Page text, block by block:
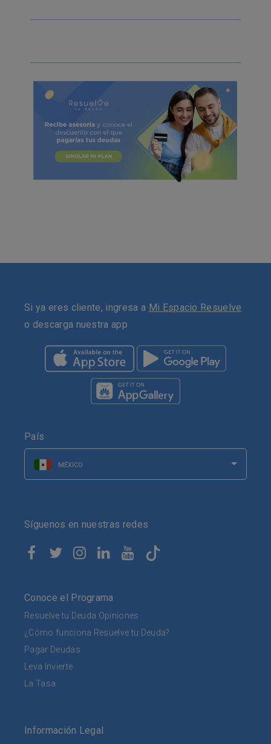
Si ya eres cliente, ingresa a Mi Espacio Resuelve
o descarga nuestra app
País
MÉXICO
Síguenos en nuestras redes
Conoce el Programa
Resuelve tu Deuda Opiniones
¿Cómo funciona Resuelve tu Deuda?
Pagar Deudas
Leva Invierte
La Tasa
Información Legal